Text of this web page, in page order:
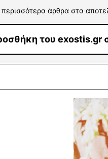
άρθρα στα
του exostis.gr